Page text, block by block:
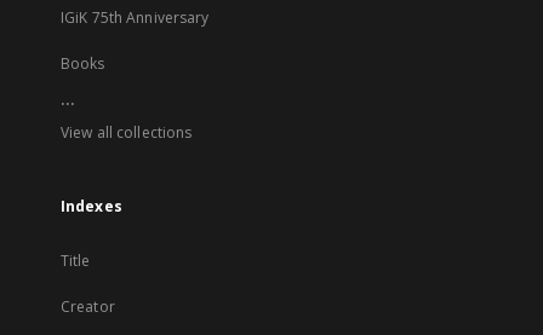
IGiK 75th Anniversary
Books
...
View all collections
Indexes
Title
Creator